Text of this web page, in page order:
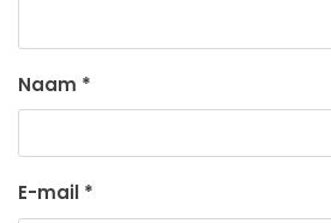
Naam *
E-mail *